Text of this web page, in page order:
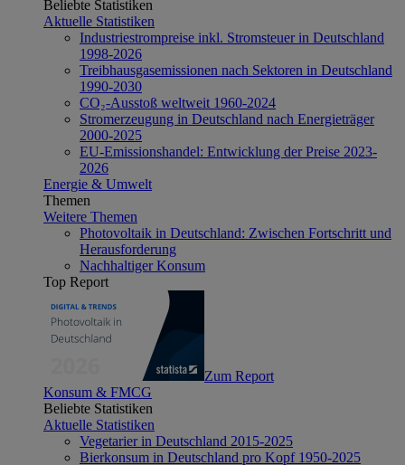
Beliebte Statistiken
Aktuelle Statistiken
Industriestrompreise inkl. Stromsteuer in Deutschland
1998-2026
Treibhausgasemissionen nach Sektoren in Deutschland
1990-2030
CO₂-Ausstoß weltweit 1960-2024
Stromerzeugung in Deutschland nach Energieträger
2000-2025
EU-Emissionshandel: Entwicklung der Preise 2023-
2026
Energie & Umwelt
Themen
Weitere Themen
Photovoltaik in Deutschland: Zwischen Fortschritt und
Herausforderung
Nachhaltiger Konsum
Top Report
Zum Report
Konsum & FMCG
Beliebte Statistiken
Aktuelle Statistiken
Vegetarier in Deutschland 2015-2025
Bierkonsum in Deutschland pro Kopf 1950-2025